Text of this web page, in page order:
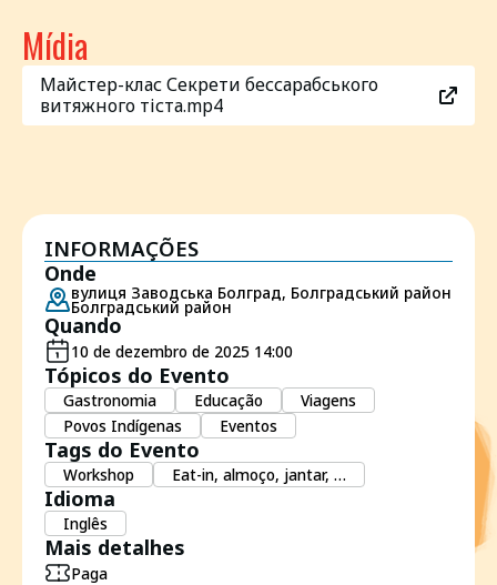
Mídia
Майстер-клас Секрети бессарабського
витяжного тіста.mp4
INFORMAÇÕES
Onde
вулиця Заводська Болград, Болградський район
Болградський район
Quando
10 de dezembro de 2025 14:00
Tópicos do Evento
Gastronomia Educação
Viagens
Povos Indígenas
Eventos
Tags do Evento
Workshop Eat-in, almoço, jantar, …
Idioma
Inglês
Mais detalhes
Paga